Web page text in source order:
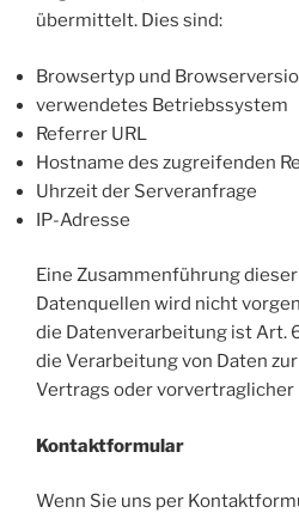
übermittelt. Dies sind:
Browsertyp und
verwendetes Betriebssystem
Referrer URL
Hostname des zugreifenden
Uhrzeit der Serveranfrage
IP-Adresse
Eine Zusammenführung
Datenquellen wird nicht
die Datenverarbeitung ist Art. 6
die Verarbeitung von Daten
Vertrags oder
Kontaktformular
Wenn Sie uns per